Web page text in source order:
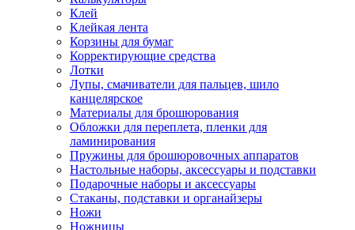
Клей
Клейкая лента
Корзины для бумаг
Корректирующие средства
Лотки
Лупы, смачиватели для пальцев, шило
канцелярское
Материалы для брошюрования
Обложки для переплета, пленки для
ламинирования
Пружины для брошюровочных аппаратов
Настольные наборы, аксессуары и подставки
Подарочные наборы и аксессуары
Стаканы, подставки и органайзеры
Ножи
Ножницы